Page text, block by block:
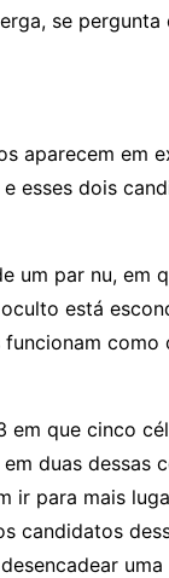
se pergunta
aparecem em
esses dois
um par nu, em
está
como
em que cinco
duas dessas
ir para mais
candidatos